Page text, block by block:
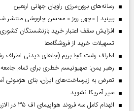
رسانه‌های برون‌مرزی راویان جهانی اربعین
ببینید | «چهل روز » محسن چاووشی منتشر
افزایش سقف اعتبار خرید بازنشستگان
تسهیلات خرید از فروشگاه‌ها
اطراف رشت کجا بریم (جاهای دیدنی اطراف
رهبر یمن: صهیونیسم خطری برای تمام
تعرض به زیرساخت‌های ایران، بنای هژمونی
سپر آمریکا نشوید
انهدام کامل سه فروند هواپیمای اف ۳۵ در الازرق اردن